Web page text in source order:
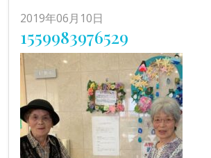
2019年06月10日
1559983976529